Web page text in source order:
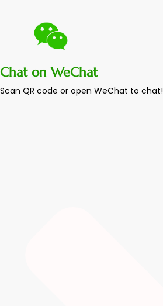
Chat on WeChat
Scan QR code or open WeChat to chat!